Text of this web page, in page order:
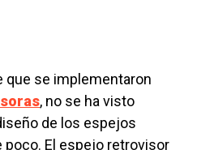
que se implementaron
, no se ha visto
de los espejos
El espejo retrovisor